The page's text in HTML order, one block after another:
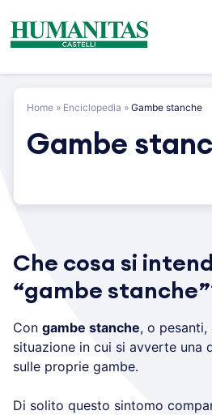
content
Home » Enciclopedia » Gambe stanche
Gambe
Che cosa si
“gambe
Con gambe stanche, o pesanti,
situazione in cui si avverte una
sulle proprie gambe.
Di solito questo sintomo